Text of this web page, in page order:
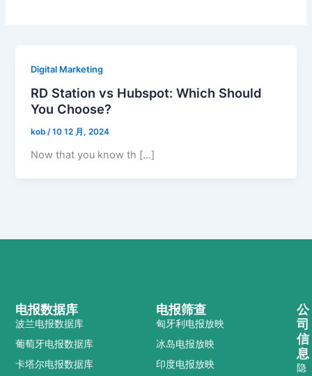
Digital Marketing
RD Station vs Hubspot: Which Should
You Choose?
kob/10 12 月, 2024
Now that you know th […]
电报筛查
匈牙利电报放映
冰岛电报放映
印度电报放映
电报数据库
波兰电报数据库
葡萄牙电报数据库
卡塔尔电报数据库
公
司
信
息
隐